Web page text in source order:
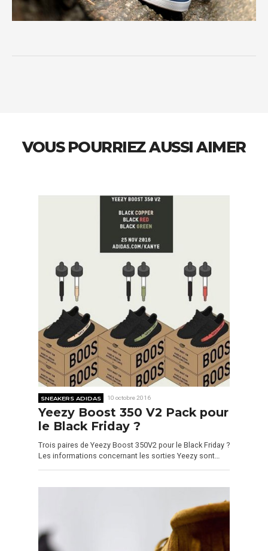
VOUS POURRIEZ AUSSI AIMER
SNEAKERS ADIDAS 10 octobre 2016
Yeezy Boost 350 V2 Pack pour
le Black Friday ?
Trois paires de Yeezy Boost 350V2 pour le Black Friday ?
Les informations concernant les sorties Yeezy sont…